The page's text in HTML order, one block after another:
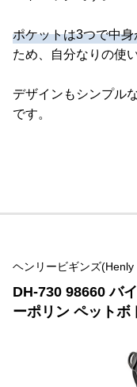
ポケットは3つで中
ため、自分なりの使
デザインもシンプル
です。
ヘンリービギンズ(Henly
DH-730 98660 バ
ーポリン ペットボ